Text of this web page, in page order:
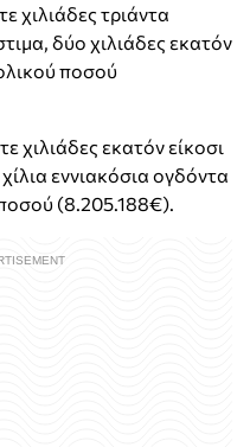
χιλιάδες τριάντα
δύο χιλιάδες εκατόν
ποσού
χιλιάδες εκατόν είκοσι
εννιακόσια ογδόντα
(8.205.188€).